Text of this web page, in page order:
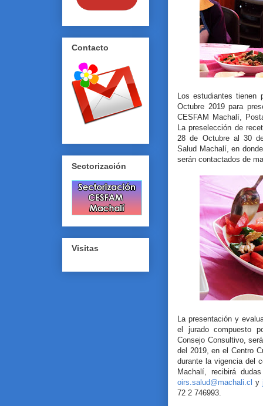
Los estudiantes
Octubre 2019 para
CESFAM Machalí,
La preselección de
28 de Octubre al 30
Salud Machalí, en
serán contactados de
La presentación y
el jurado compuesto
Consejo Consultivo,
del 2019, en el Centro
durante la vigencia del
Machalí, recibirá
oirs.salud@machali.cl y
72 2 746993.
Contacto
Sectorización
Visitas